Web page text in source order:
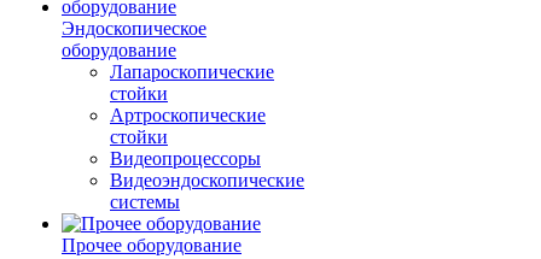
Эндоскопическое
оборудование
Лапароскопические
стойки
Артроскопические
стойки
Видеопроцессоры
Видеоэндоскопические
системы
Прочее оборудование